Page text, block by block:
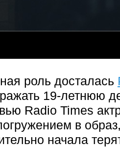
роль досталась
19-летнюю
Radio Times
в
начала